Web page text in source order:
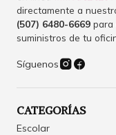
directamente a
(507) 6480-6669 para
suministros de tu
Síguenos
CATEGORÍAS
Escolar